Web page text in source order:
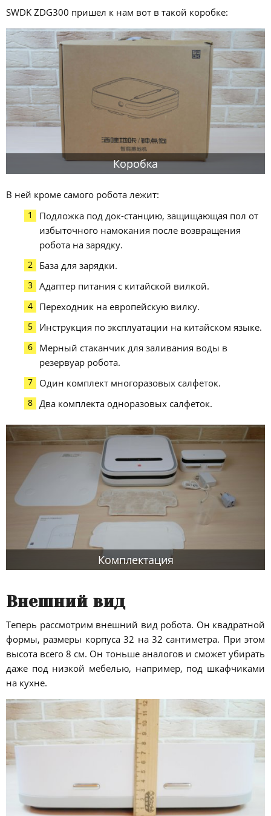
SWDK ZDG300 пришел к нам вот в такой коробке:
Коробка
В ней кроме самого робота лежит:
Подложка под док-станцию, защищающая пол от
избыточного намокания после возвращения
робота на зарядку.
База для зарядки.
Адаптер питания с китайской вилкой.
Переходник на европейскую вилку.
Инструкция по эксплуатации на китайском языке.
Мерный стаканчик для заливания воды в
резервуар робота.
Один комплект многоразовых салфеток.
Два комплекта одноразовых салфеток.
Комплектация
Внешний вид
Теперь рассмотрим внешний вид робота. Он квадратной
формы, размеры корпуса 32 на 32 сантиметра. При этом
высота всего 8 см. Он тоньше аналогов и сможет убирать
даже под низкой мебелью, например, под шкафчиками
на кухне.